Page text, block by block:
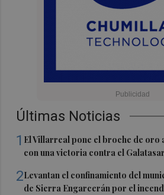
Últimas Noticias
1 El Villarreal pone el broche de oro
con una victoria contra el
2Levantan el confinamiento del
de Sierra Engarcerán por el